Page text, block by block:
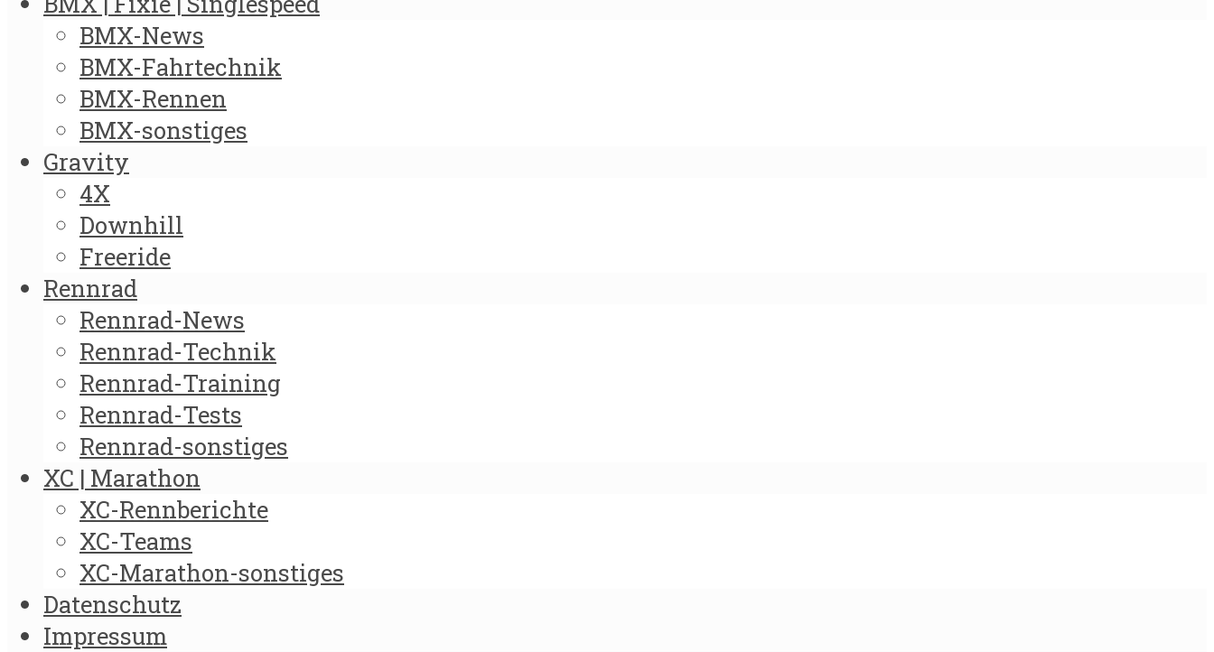
BMX-News
BMX-Fahrtechnik
BMX-Rennen
BMX-sonstiges
Gravity
4X
Downhill
Freeride
Rennrad
Rennrad-News
Rennrad-Technik
Rennrad-Training
Rennrad-Tests
Rennrad-sonstiges
XC | Marathon
XC-Rennberichte
XC-Teams
XC-Marathon-sonstiges
Datenschutz
Impressum